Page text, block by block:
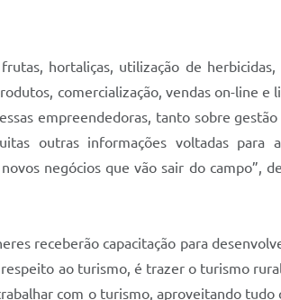
hortaliças, utilização de
comercialização, vendas on-line e
empreendedoras, tanto sobre
outras informações voltadas para a
negócios que vão sair do campo”,
receberão capacitação para
ao turismo, é trazer o turismo
com o turismo, aproveitando tudo